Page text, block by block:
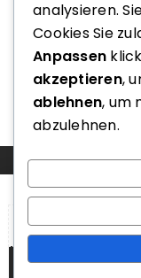
analysieren.
Cookies Sie
Anpassen
akzeptieren,
ablehnen, um
abzulehnen.